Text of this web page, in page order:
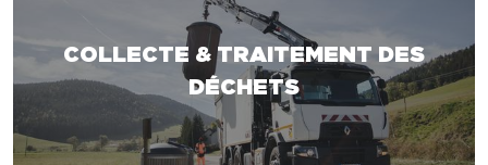
COLLECTE & TRAITEMENT DES
DÉCHETS